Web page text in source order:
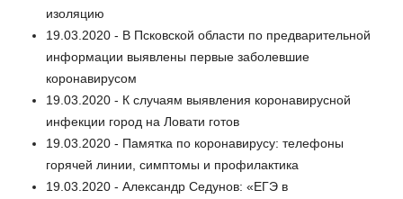
изоляцию
19.03.2020 - В Псковской области по предварительной
информации выявлены первые заболевшие
коронавирусом
19.03.2020 - К случаям выявления коронавирусной
инфекции город на Ловати готов
19.03.2020 - Памятка по коронавирусу: телефоны
горячей линии, симптомы и профилактика
19.03.2020 - Александр Седунов: «ЕГЭ в